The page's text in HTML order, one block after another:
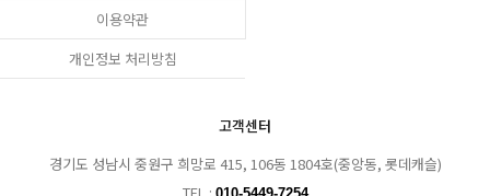
이용약관
개인정보 처리방침
고객센터
경기도 성남시 중원구 희망로 415, 106동 1804호(중앙동, 롯데캐슬)